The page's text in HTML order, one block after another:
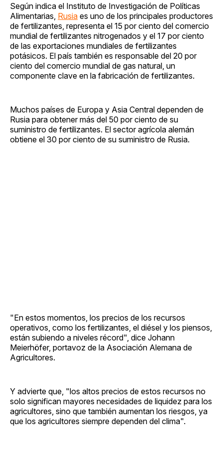
Según indica el Instituto de Investigación de Políticas
Alimentarias, Rusia es uno de los principales productores
de fertilizantes, representa el 15 por ciento del comercio
mundial de fertilizantes nitrogenados y el 17 por ciento
de las exportaciones mundiales de fertilizantes
potásicos. El país también es responsable del 20 por
ciento del comercio mundial de gas natural, un
componente clave en la fabricación de fertilizantes.
Muchos países de Europa y Asia Central dependen de
Rusia para obtener más del 50 por ciento de su
suministro de fertilizantes. El sector agrícola alemán
obtiene el 30 por ciento de su suministro de Rusia.
"En estos momentos, los precios de los recursos
operativos, como los fertilizantes, el diésel y los piensos,
están subiendo a niveles récord", dice Johann
Meierhöfer, portavoz de la Asociación Alemana de
Agricultores.
Y advierte que, "los altos precios de estos recursos no
solo significan mayores necesidades de liquidez para los
agricultores, sino que también aumentan los riesgos, ya
que los agricultores siempre dependen del clima".